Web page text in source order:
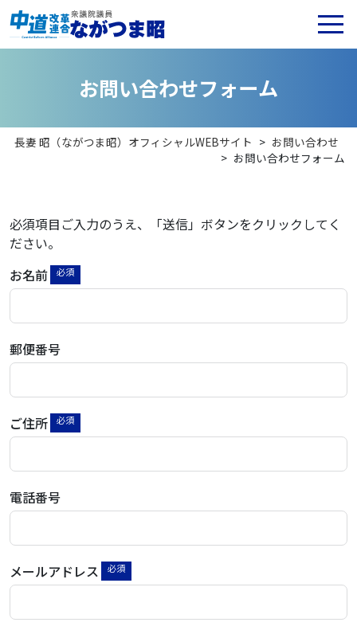
お問い合わせフォーム
長妻 昭（ながつま昭）オフィシャルWEBサイト > お問い合わせ
> お問い合わせフォーム
必須項目ご入力のうえ、「送信」ボタンをクリックしてく
ださい。
お名前
郵便番号
ご住所
電話番号
メールアドレス